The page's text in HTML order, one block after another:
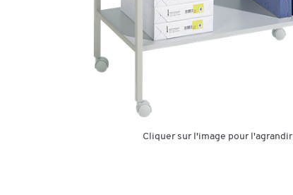
Cliquer sur l'image pour l'agrandir